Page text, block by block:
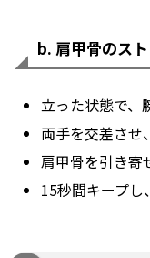
b. 肩甲骨のス
立った状態で、
両手を交差させ
肩甲骨を引き寄
15秒間キープし